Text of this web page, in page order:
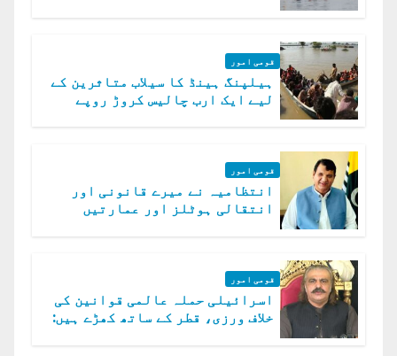
قومی امور
ہیلپنگ ہینڈ کا سیلاب متاثرین کے
لیے ایک ارب چالیس کروڑ روپے
قومی امور
انتظامیہ نے میرے قانونی اور
انتقالی ہوٹلز اور عمارتیں
قومی امور
اسرائیلی حملہ عالمی قوانین کی
خلاف ورزی، قطر کے ساتھ کھڑے ہیں: